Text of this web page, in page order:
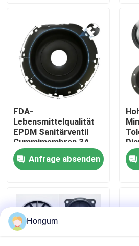
Werksbesichtigung
Qualitätskontrolle
Neuigkeiten
Rechtssachen
Gummimembrandichtungen
FDA-
Lebensmittelqualität
EPDM Sanitärventil
Gummimembran 3A
Milchprodukte CIP SIP
Clean Steam
kompatibel
Anfrage absenden
Hongum